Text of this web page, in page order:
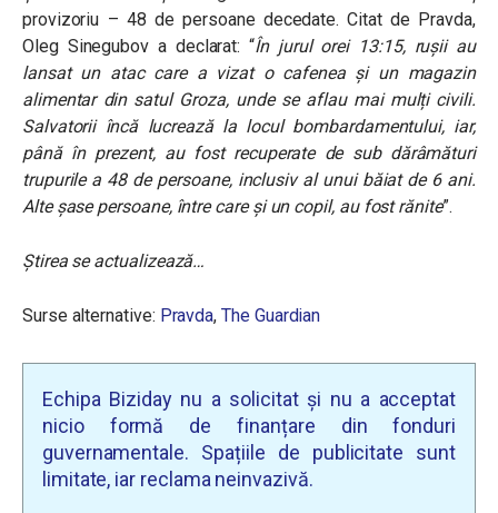
provizoriu – 48 de persoane decedate. Citat de Pravda,
Oleg Sinegubov a declarat: “În jurul orei 13:15, rușii au
lansat un atac care a vizat o cafenea și un magazin
alimentar din satul Groza, unde se aflau mai mulți civili.
Salvatorii încă lucrează la locul bombardamentului, iar,
până în prezent, au fost recuperate de sub dărâmături
trupurile a 48 de persoane, inclusiv al unui băiat de 6 ani.
Alte șase persoane, între care și un copil, au fost rănite”.
Știrea se actualizează…
Surse alternative: Pravda,The Guardian
Echipa Biziday nu a solicitat și nu a acceptat
nicio formă de finanțare din fonduri
guvernamentale. Spațiile de publicitate sunt
limitate, iar reclama neinvazivă.